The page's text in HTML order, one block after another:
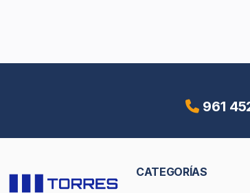
961
CATEGORÍAS